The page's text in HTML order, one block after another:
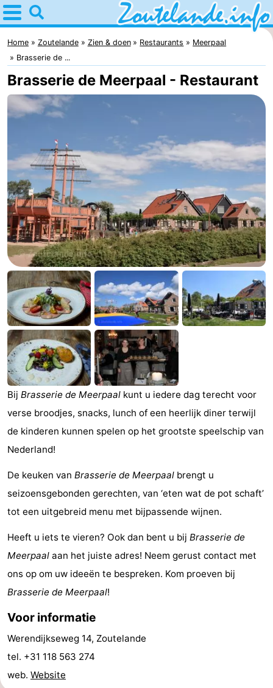
Home
Zoutelande
Tips
Voor
Webcam
Langstraat
Webcam
Strand
Overnachten
Appartementen
Bed
(&
breakfasts)
Campings
Hotels
Vakantiehuizen
Last
minutes
Strand
Zien
&
doen
Bezienswaardigheden
-
Musea
-
Galeries
-
Monumenten
-
Kerken
-
Vuurtorens
-
Uitkijkpunten
Attracties
-
Home Zoutelande Zien & doen Restaurants
Meerpaal
Brasserie de ...
Brasserie de Meerpaal - Restaurant
Bij Brasserie de Meerpaal kunt u iedere dag terecht voor
verse broodjes, snacks, lunch of een heerlijk diner terwijl
de kinderen kunnen spelen op het grootste speelschip van
Nederland!
De keuken van Brasserie de Meerpaal brengt u
seizoensgebonden gerechten, van ‘eten wat de pot schaft’
tot een uitgebreid menu met bijpassende wijnen.
Heeft u iets te vieren? Ook dan bent u bij Brasserie de
Meerpaal aan het juiste adres! Neem gerust contact met
ons op om uw ideeën te bespreken. Kom proeven bij
Brasserie de Meerpaal!
Voor informatie
Werendijkseweg 14, Zoutelande
tel. +31 118 563 274
web. Website